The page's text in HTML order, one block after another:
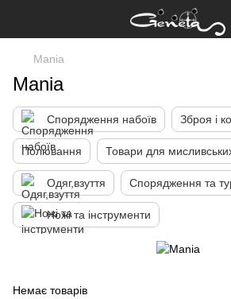
Mania
Mania
Спорядження набоїв Зброя і
Полювання Товари для
Одяг,взуття Спорядження та
Ножі та інструменти
Немає товарів